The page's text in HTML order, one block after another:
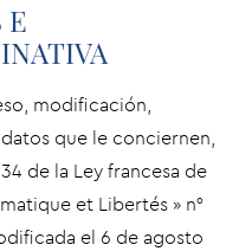
E
modificación,
que le conciernen,
de la Ley francesa de
et Libertés » n°
el 6 de agosto